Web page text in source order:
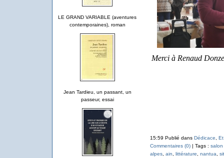
LE GRAND VARIABLE (aventures
contemporaines), roman
Jean Tardieu, un passant, un
passeur, essai
Merci à Renaud
15:59 Publié dans Dédicace,
Commentaires (0)| Tags : salon
alpes, ain, littérature, nantua,